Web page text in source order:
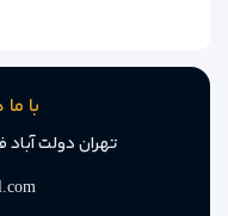
با
تهران دولت آباد